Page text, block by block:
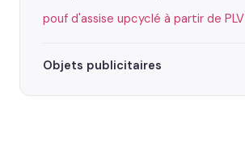
pouf d'assise upcyclé à partir de PLV
Objets publicitaires